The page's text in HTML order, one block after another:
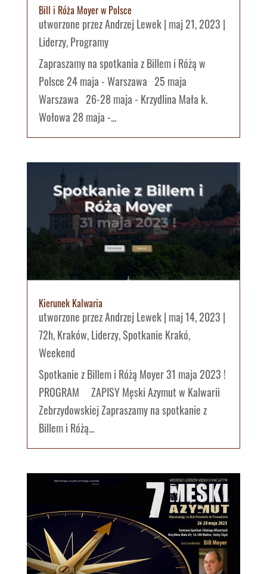
Bill i Róża Moyer w Polsce
utworzone przezAndrzej Lewek| maj 21, 2023 |
Liderzy,Programy
Zapraszamy na spotkania z Billem i Różą w
Polsce 24 maja - Warszawa 25 maja
Warszawa 26-28 maja - Krzydlina Mała k.
Wołowa 28 maja -...
Kierunek Kalwaria
utworzone przezAndrzej Lewek| maj 14, 2023 |
72h,Kraków,Liderzy,Spotkanie Krakó,
Weekend
Spotkanie z Billem i Różą Moyer 31 maja 2023 !
PROGRAM ZAPISY Męski Azymut w Kalwarii
Zebrzydowskiej Zapraszamy na spotkanie z
Billem i Różą...